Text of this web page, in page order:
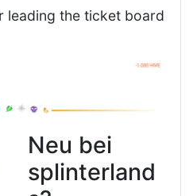
leading the ticket board
Neu bei
splinterland